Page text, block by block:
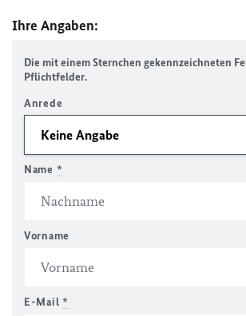
Ihre Angaben:
Die mit einem Sternchen gekennzeichneten
Pflichtfelder.
Anrede
Name *
Vorname
E-Mail *